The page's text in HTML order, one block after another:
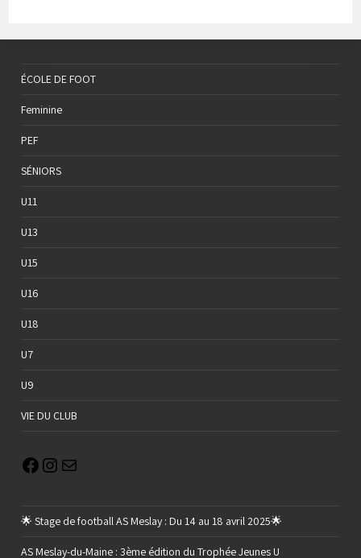
ÉCOLE DE FOOT
Feminine
PEF
SÉNIORS
U11
U13
U15
U16
U18
U7
U9
VIE DU CLUB
🌟 Stage de football AS Meslay : Du 14 au 18 avril 2025🌟
AS Meslay-du-Maine : 3ème édition du Trophée Jeunes U